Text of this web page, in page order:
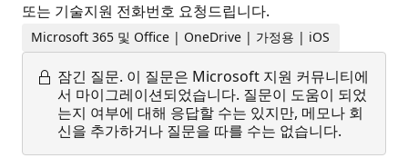
또는 기술지원 전화번호 요청드립니다.
Microsoft 365 및 Office | OneDrive | 가정용 | iOS
잠긴 질문. 이 질문은 Microsoft 지원 커뮤니티에
서 마이그레이션되었습니다. 질문이 도움이 되었
는지 여부에 대해 응답할 수는 있지만, 메모나 회
신을 추가하거나 질문을 따를 수는 없습니다.